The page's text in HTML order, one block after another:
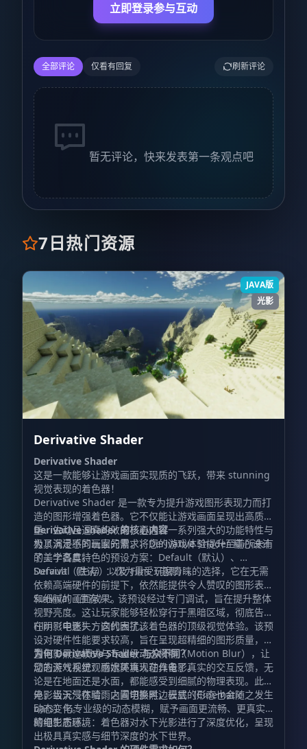
立即登录参与互动
全部评论 仅看有回复 刷新评论
暂无评论，快来发表第一条观点吧
7日热门资源
JAVA版
光影
Derivative Shader
Derivative Shader
这是一款能够让游戏画面实现质的飞跃，带来 stunning
视觉表现的着色器！
Derivative Shader 是一款专为提升游戏图形表现力而打
造的图形增强着色器。它不仅能让游戏画面呈现出高质
量、生动且逼真的效果，更通过一系列强大的功能特性与
极具沉浸感的画面元素，将您的游戏体验提升至前所未有
的美学高度。
Derivative Shader 的核心内容
为了满足不同玩家的需求，Derivative Shader 精心设计
了三个各具特色的预设方案：Default（默认）、
Survival（生存）以及 Film（电影）。
Default（默认）：作为最受玩家青睐的选择，它在无需
依赖高端硬件的前提下，依然能提供令人赞叹的图形表现
和细腻的画面效果。
Survival（生存）：该预设经过专门调试，旨在提升整体
视野亮度。这让玩家能够轻松穿行于黑暗区域，彻底告别
在阴影中迷失方向的困扰。
Film（电影）：这代表了该着色器的顶级视觉体验。该预
设对硬件性能要求较高，旨在呈现超精细的图形质量，内
置电影黑边模式与专业级动态模糊（Motion Blur），让
您的游戏视觉观感媲美真人动作电影。
为何 Derivative Shader 与众不同？
动态天气系统：雨水环境现在具备了真实的交互反馈，无
论是在地面还是水面，都能感受到细腻的物理表现。此
外，当天气在晴雨之间切换时，云层的形态也会随之发生
动态变化。
电影级沉浸体验：内置电影黑边模式（Cinematic
bars）与专业级的动态模糊，赋予画面更流畅、更真实
的电影质感。
精细生态环境：着色器对水下光影进行了深度优化，呈现
出极具真实感与细节深度的水下世界。